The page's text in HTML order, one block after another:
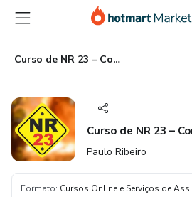
para
conteúdo
principal
para
pagamento
para
rodapé
Curso de NR 23 – Combate a Incêndios
Curso de NR 23 –
Paulo Ribeiro
Formato: Cursos Online e Serviços de